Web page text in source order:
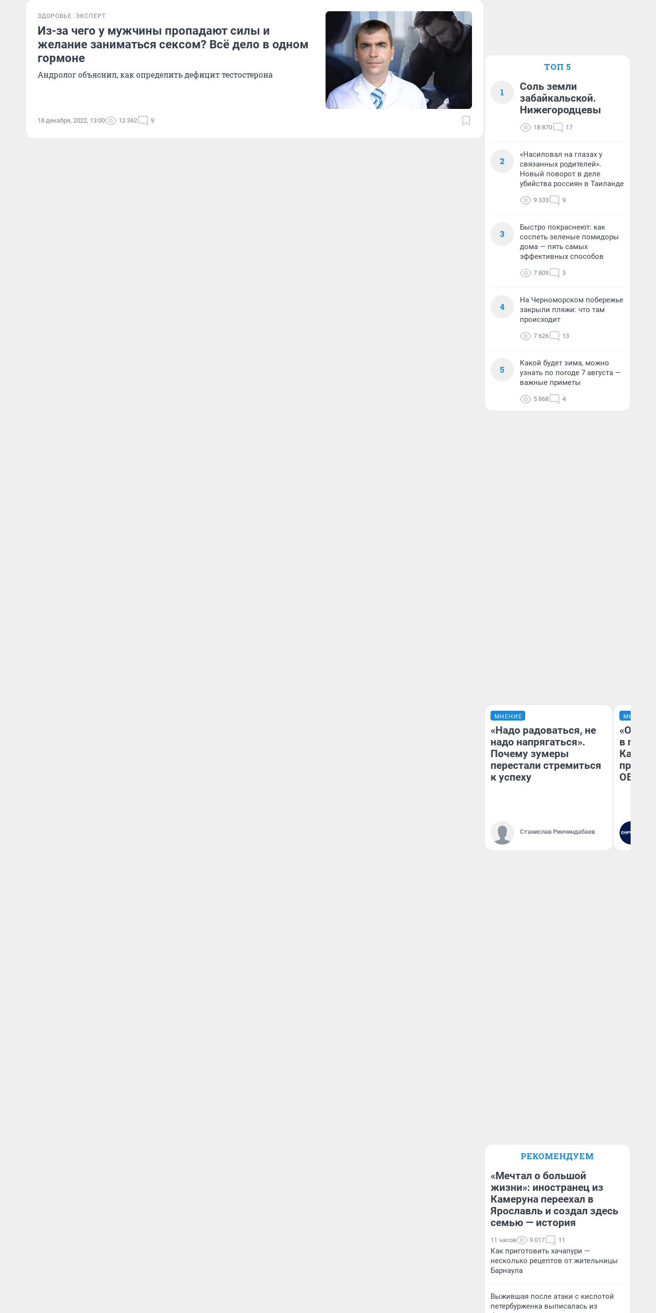
ЗДОРОВЬЕ ЭКСПЕРТ
Из-за чего у мужчины пропадают силы и
желание заниматься сексом? Всё дело в одном
гормоне
Андролог объяснил, как определить дефицит тестостерона
18 декабря, 2022, 13:00 12 362 9
ТОП 5
1
Соль земли
забайкальской.
Нижегородцевы
18 870 17
2
«Насиловал на глазах у
связанных родителей».
Новый поворот в деле
убийства россиян в Таиланде
9 333 9
3
Быстро покраснеют: как
соспеть зеленые помидоры
дома — пять самых
эффективных способов
7 809 3
4
На Черноморском побережье
закрыли пляжи: что там
происходит
7 626 13
5
Какой будет зима, можно
узнать по погоде 7 августа —
важные приметы
5 868 4
МНЕНИЕ
«Надо радоваться, не
надо напрягаться».
Почему зумеры
перестали стремиться
к успеху
Станислав Ринчиндабаев
МНЕНИЕ
в
Как в
ОВЗ
РЕКОМЕНДУЕМ
«Мечтал о большой
жизни»: иностранец из
Камеруна переехал в
Ярославль и создал здесь
семью — история
11 часов 9 017 11
Как приготовить хачапури —
несколько рецептов от жительницы
Барнаула
Выжившая после атаки с кислотой
петербурженка выписалась из